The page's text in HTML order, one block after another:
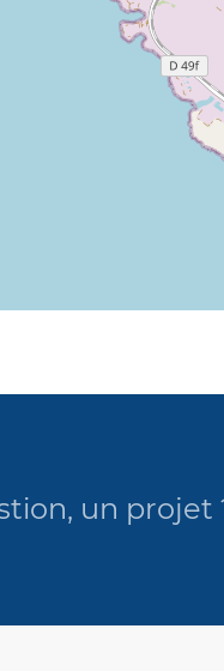
un projet